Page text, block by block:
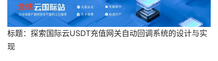
标题：探索国际云USDT充值网关自动回调系统的设计与实
现